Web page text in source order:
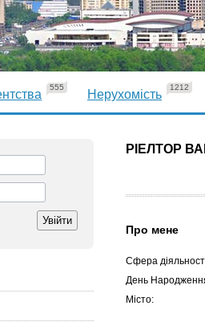
555
Нерухомість
1212
РІЕЛТОР
Про мене
Сфера
День
Місто: